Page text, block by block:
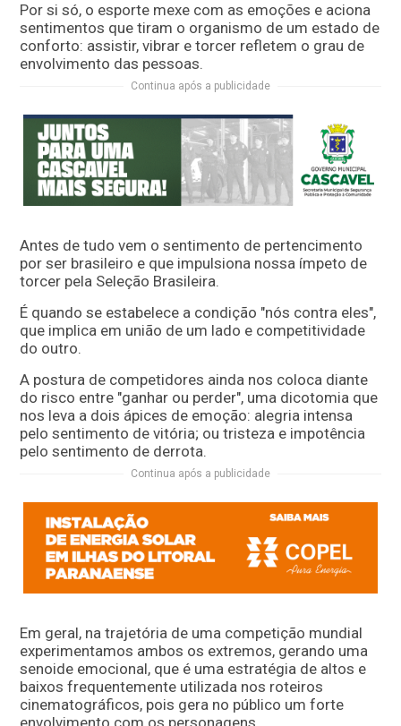
Por si só, o esporte mexe com as emoções e aciona
sentimentos que tiram o organismo de um estado de
conforto: assistir, vibrar e torcer refletem o grau de
envolvimento das pessoas.
Continua após a publicidade
Antes de tudo vem o sentimento de pertencimento
por ser brasileiro e que impulsiona nossa ímpeto de
torcer pela Seleção Brasileira.
É quando se estabelece a condição "nós contra eles",
que implica em união de um lado e competitividade
do outro.
A postura de competidores ainda nos coloca diante
do risco entre "ganhar ou perder", uma dicotomia que
nos leva a dois ápices de emoção: alegria intensa
pelo sentimento de vitória; ou tristeza e impotência
pelo sentimento de derrota.
Continua após a publicidade
Em geral, na trajetória de uma competição mundial
experimentamos ambos os extremos, gerando uma
senoide emocional, que é uma estratégia de altos e
baixos frequentemente utilizada nos roteiros
cinematográficos, pois gera no público um forte
envolvimento com os personagens.